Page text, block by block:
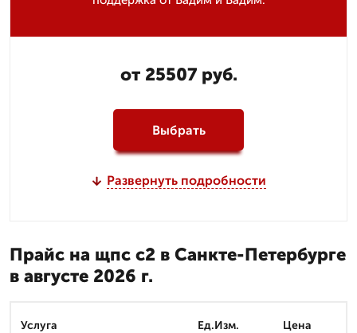
от 25507 руб.
Выбрать
Развернуть подробности
Прайс на щпс с2 в Санкте-Петербурге
в августе 2026 г.
Услуга Ед.Изм. Цена